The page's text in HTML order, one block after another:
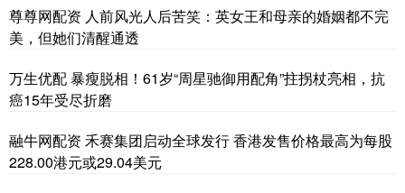
尊尊网配资 人前风光人后苦笑：英女王和母亲的婚姻都不完
美，但她们清醒通透
万生优配 暴瘦脱相！61岁“周星驰御用配角”拄拐杖亮相，抗
癌15年受尽折磨
融牛网配资 禾赛集团启动全球发行 香港发售价格最高为每股
228.00港元或29.04美元